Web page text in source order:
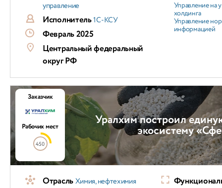
управление
Исполнитель1С-КСУ
Февраль 2025
Центральный федеральный
округ РФ
Управление на
холдинга
Управление
информацией
Уралхим построил
экосистему
Заказчик
Рабочих мест
450
ОтрасльХимия, нефтехимия